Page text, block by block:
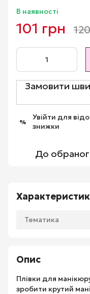
В наявності
101 грн
Замовити
% Увійти для
знижки
До
Тематика
Опис
Плівки для
зробити крутий